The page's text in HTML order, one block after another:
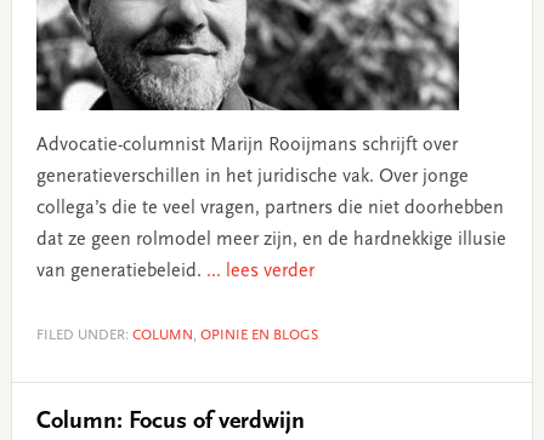
Advocatie-columnist Marijn Rooijmans schrijft over
generatieverschillen in het juridische vak. Over jonge
collega’s die te veel vragen, partners die niet doorhebben
dat ze geen rolmodel meer zijn, en de hardnekkige illusie
van generatiebeleid. ... lees verder
FILED UNDER: COLUMN , OPINIE EN BLOGS
Column: Focus of verdwijn